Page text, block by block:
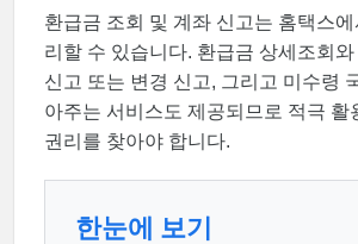
환급금 조회 및 계좌 신고는 홈택스
리할 수 있습니다. 환급금 상세조회
신고 또는 변경 신고, 그리고 미수령
아주는 서비스도 제공되므로 적극 활
권리를 찾아야 합니다.
한눈에 보기